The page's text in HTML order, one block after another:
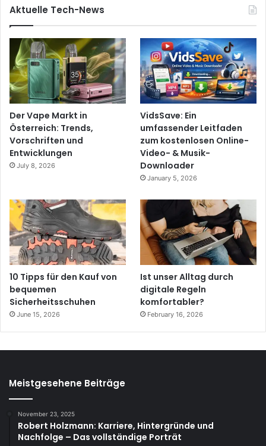
Aktuelle Tech-News
Der Vape Markt in
Österreich: Trends,
Vorschriften und
Entwicklungen
July 8, 2026
VidsSave: Ein
umfassender Leitfaden
zum kostenlosen Online-
Video- & Musik-
Downloader
January 5, 2026
10 Tipps für den Kauf von
bequemen
Sicherheitsschuhen
June 15, 2026
Ist unser Alltag durch
digitale Regeln
komfortabler?
February 16, 2026
Meistgesehene Beiträge
November 23, 2025
Robert Holzmann: Karriere, Hintergründe und
Nachfolge – Das vollständige Porträt